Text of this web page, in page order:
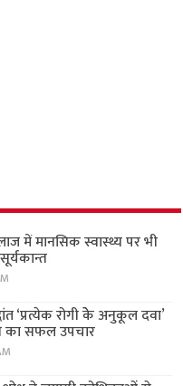
में मानसिक स्वास्थ्य पर भी
‘प्रत्येक रोगी केे अनुकूल दवा’
का सफल उपचार